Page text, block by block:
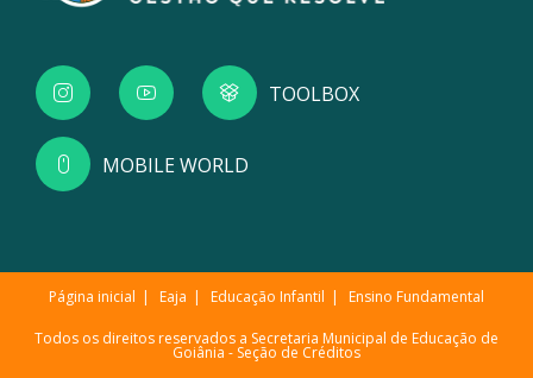
TOOLBOX
MOBILE WORLD
Página inicial Eaja Educação Infantil Ensino Fundamental
Todos os direitos reservados a Secretaria Municipal de Educação de
Goiânia - Seção de Créditos